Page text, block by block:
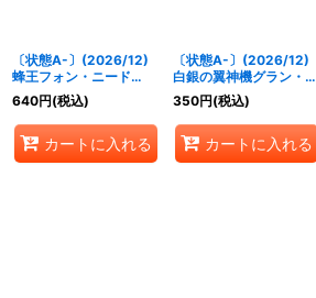
〔状態A-〕(2026/12)
蜂王フォン・ニード
X【X】{BS75-X06}
《緑》
640円(税込)
カートに入れる
〔状態A-〕(2026/12)
白銀の翼神機グラン・ウ
ォーデン【X】{BS75-
X09}《白》
350円(税込)
カートに入れる